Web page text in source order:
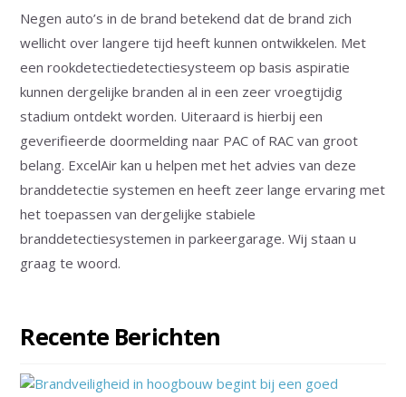
Negen auto’s in de brand betekend dat de brand zich
wellicht over langere tijd heeft kunnen ontwikkelen. Met
een rookdetectiedetectiesysteem op basis aspiratie
kunnen dergelijke branden al in een zeer vroegtijdig
stadium ontdekt worden. Uiteraard is hierbij een
geverifieerde doormelding naar PAC of RAC van groot
belang. ExcelAir kan u helpen met het advies van deze
branddetectie systemen en heeft zeer lange ervaring met
het toepassen van dergelijke stabiele
branddetectiesystemen in parkeergarage. Wij staan u
graag te woord.
Recente Berichten